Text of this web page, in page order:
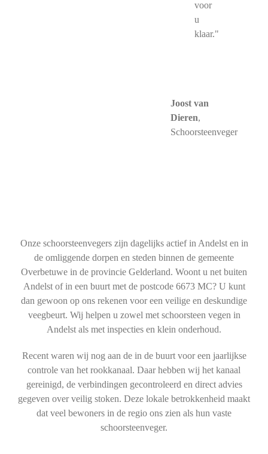
voor
u
klaar."
Joost van
Dieren,
Schoorsteenveger
Onze schoorsteenvegers zijn dagelijks actief in Andelst en in
de omliggende dorpen en steden binnen de gemeente
Overbetuwe in de provincie Gelderland. Woont u net buiten
Andelst of in een buurt met de postcode 6673 MC? U kunt
dan gewoon op ons rekenen voor een veilige en deskundige
veegbeurt. Wij helpen u zowel met schoorsteen vegen in
Andelst als met inspecties en klein onderhoud.
Recent waren wij nog aan de in de buurt voor een jaarlijkse
controle van het rookkanaal. Daar hebben wij het kanaal
gereinigd, de verbindingen gecontroleerd en direct advies
gegeven over veilig stoken. Deze lokale betrokkenheid maakt
dat veel bewoners in de regio ons zien als hun vaste
schoorsteenveger.